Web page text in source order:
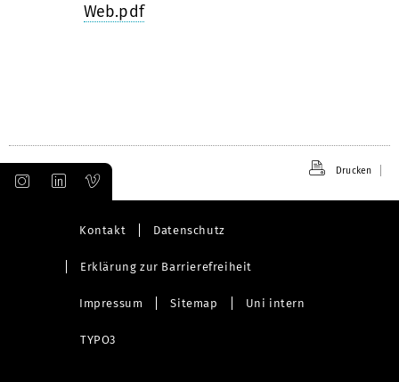
Web.pdf
Drucken
Kontakt Datenschutz
Erklärung zur Barrierefreiheit
Impressum Sitemap Uni intern
TYPO3